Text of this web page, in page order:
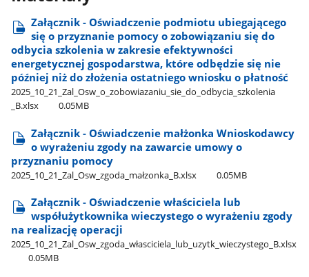
Załącznik - Oświadczenie podmiotu ubiegającego
się o przyznanie pomocy o zobowiązaniu się do
odbycia szkolenia w zakresie efektywności
energetycznej gospodarstwa, które odbędzie się nie
później niż do złożenia ostatniego wniosku o płatność
2025​_10​_21​_Zal​_Osw​_o​_zobowiazaniu​_sie​_do​_odbycia​_szkolenia​
_B.xlsx
0.05MB
Załącznik - Oświadczenie małżonka Wnioskodawcy
o wyrażeniu zgody na zawarcie umowy o
przyznaniu pomocy
2025​_10​_21​_Zal​_Osw​_zgoda​_małzonka​_B.xlsx 0.05MB
Załącznik - Oświadczenie właściciela lub
współużytkownika wieczystego o wyrażeniu zgody
na realizację operacji
2025​_10​_21​_Zal​_Osw​_zgoda​_własciciela​_lub​_uzytk​_wieczystego​_B.xlsx
0.05MB